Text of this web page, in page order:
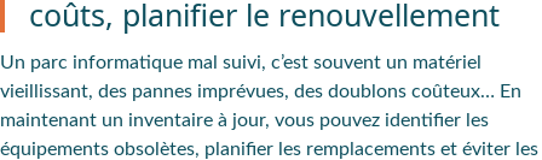
coûts, planifier le renouvellement
Un parc informatique mal suivi, c’est souvent un matériel
vieillissant, des pannes imprévues, des doublons coûteux… En
maintenant un inventaire à jour, vous pouvez identifier les
équipements obsolètes, planifier les remplacements et éviter les